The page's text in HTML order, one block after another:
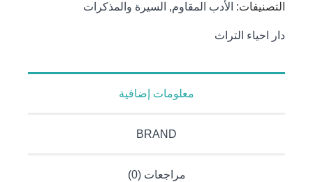
التصنيفات: الأدب المقاوم, السيرة والمذكرات
دار احياء التراث
معلومات إضافية
BRAND
مراجعات (0)